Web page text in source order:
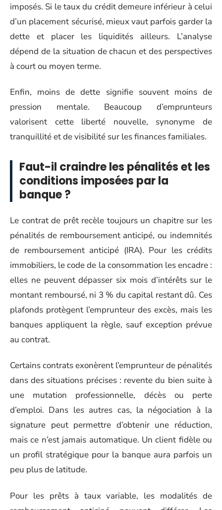
imposés. Si le taux du crédit demeure inférieur à celui
d’un placement sécurisé, mieux vaut parfois garder la
dette et placer les liquidités ailleurs. L’analyse
dépend de la situation de chacun et des perspectives
à court ou moyen terme.
Enfin, moins de dette signifie souvent moins de
pression mentale. Beaucoup d’emprunteurs
valorisent cette liberté nouvelle, synonyme de
tranquillité et de visibilité sur les finances familiales.
Faut-il craindre les pénalités et les
conditions imposées par la
banque ?
Le contrat de prêt recèle toujours un chapitre sur les
pénalités de remboursement anticipé, ou indemnités
de remboursement anticipé (IRA). Pour les crédits
immobiliers, le code de la consommation les encadre :
elles ne peuvent dépasser six mois d’intérêts sur le
montant remboursé, ni 3 % du capital restant dû. Ces
plafonds protègent l’emprunteur des excès, mais les
banques appliquent la règle, sauf exception prévue
au contrat.
Certains contrats exonèrent l’emprunteur de pénalités
dans des situations précises : revente du bien suite à
une mutation professionnelle, décès ou perte
d’emploi. Dans les autres cas, la négociation à la
signature peut permettre d’obtenir une réduction,
mais ce n’est jamais automatique. Un client fidèle ou
un profil stratégique pour la banque aura parfois un
peu plus de latitude.
Pour les prêts à taux variable, les modalités de